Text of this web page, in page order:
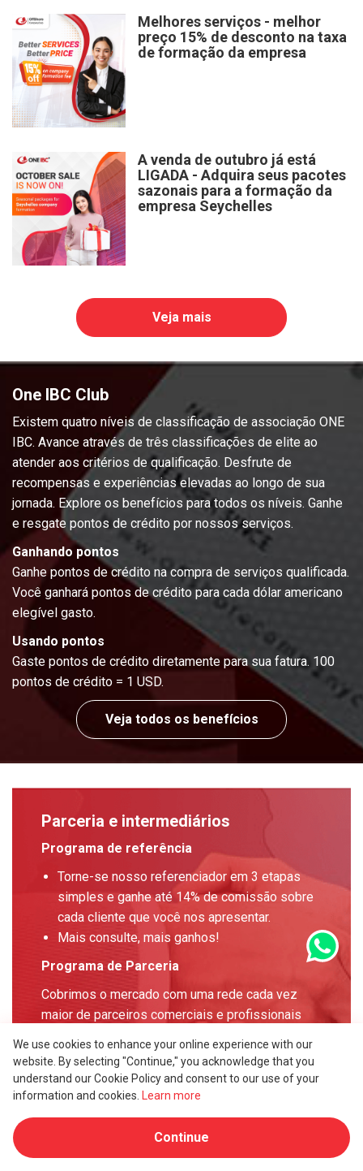
Melhores serviços - melhor
preço 15% de desconto na taxa
de formação da empresa
A venda de outubro já está
LIGADA - Adquira seus pacotes
sazonais para a formação da
empresa Seychelles
Veja mais
One IBC Club
Existem quatro níveis de classificação de associação ONE
IBC. Avance através de três classificações de elite ao
atender aos critérios de qualificação. Desfrute de
recompensas e experiências elevadas ao longo de sua
jornada. Explore os benefícios para todos os níveis. Ganhe
e resgate pontos de crédito por nossos serviços.
Ganhando pontos
Ganhe pontos de crédito na compra de serviços qualificada.
Você ganhará pontos de crédito para cada dólar americano
elegível gasto.
Usando pontos
Gaste pontos de crédito diretamente para sua fatura. 100
pontos de crédito = 1 USD.
Veja todos os benefícios
Parceria e intermediários
Programa de referência
Torne-se nosso referenciador em 3 etapas
simples e ganhe até 14% de comissão sobre
cada cliente que você nos apresentar.
Mais consulte, mais ganhos!
Programa de Parceria
Cobrimos o mercado com uma rede cada vez
maior de parceiros comerciais e profissionais
profissional, vendas e marketing.
Veja todos os benefícios
We use cookies to enhance your online experience with our
website. By selecting "Continue," you acknowledge that you
understand our Cookie Policy and consent to our use of your
information and cookies.
Learn more
Continue